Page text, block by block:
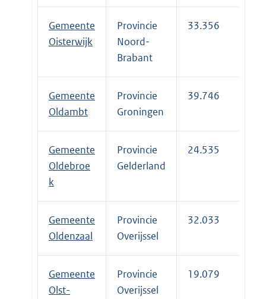
Gemeente
Oisterwijk
Provincie
Noord-
Brabant
33.356
Gemeente
Oldambt
Provincie
Groningen
39.746
Gemeente
Oldebroe
k
Provincie
Gelderland
24.535
Gemeente
Oldenzaal
Provincie
Overijssel
32.033
Gemeente
Olst-
Provincie
Overijssel
19.079